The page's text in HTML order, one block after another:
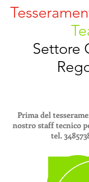
Settore
Prima del
nostrostaff tecnico
tel.